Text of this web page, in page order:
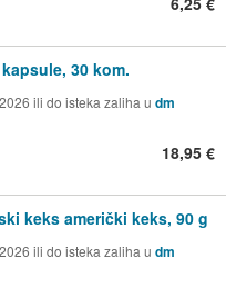
30 kom.
ili do isteka zaliha u dm
18,95 €
keks američki keks, 90 g
ili do isteka zaliha u dm